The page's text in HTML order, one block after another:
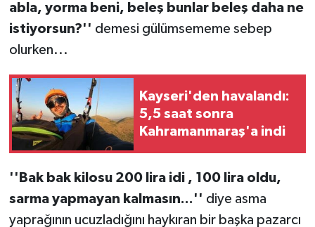
abla, yorma beni, beleş bunlar beleş daha ne
istiyorsun?'' demesi gülümsememe sebep
olurken...
Kayseri'den havalandı:
5,5 saat sonra
Kahramanmaraş'a indi
''Bak bak kilosu 200 lira idi , 100 lira oldu,
sarma yapmayan kalmasın...'' diye asma
yaprağının ucuzladığını haykıran bir başka pazarcı